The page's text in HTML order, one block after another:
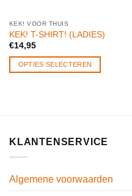
KEK! VOOR THUIS
KEK! T-SHIRT! (LADIES)
€14,95
OPTIES SELECTEREN
KLANTENSERVICE
Algemene voorwaarden